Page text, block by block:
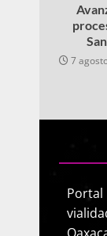
7